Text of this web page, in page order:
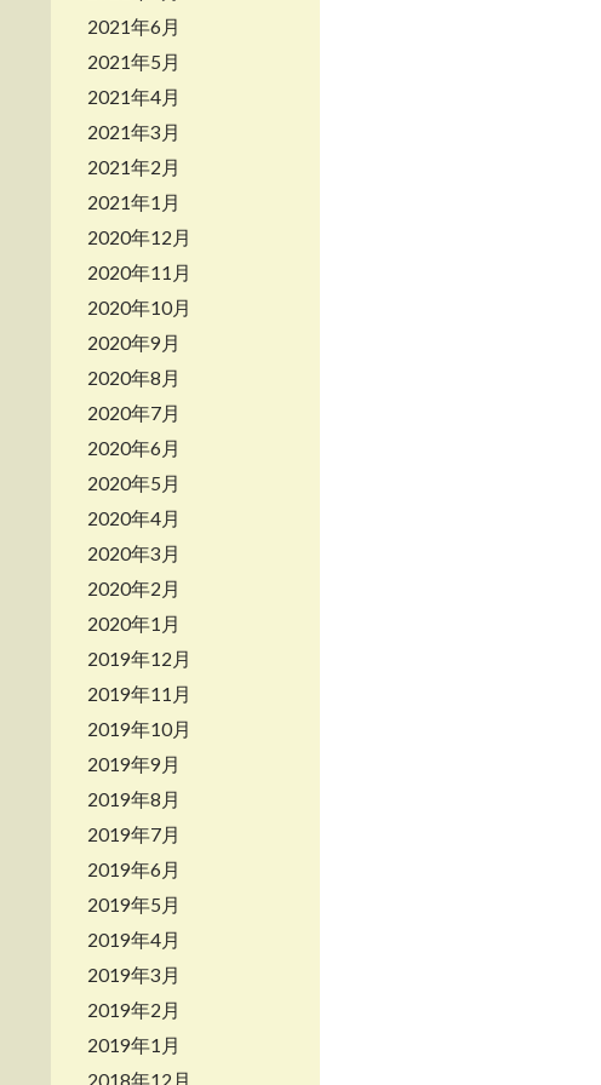
2021年6月
2021年5月
2021年4月
2021年3月
2021年2月
2021年1月
2020年12月
2020年11月
2020年10月
2020年9月
2020年8月
2020年7月
2020年6月
2020年5月
2020年4月
2020年3月
2020年2月
2020年1月
2019年12月
2019年11月
2019年10月
2019年9月
2019年8月
2019年7月
2019年6月
2019年5月
2019年4月
2019年3月
2019年2月
2019年1月
2018年12月